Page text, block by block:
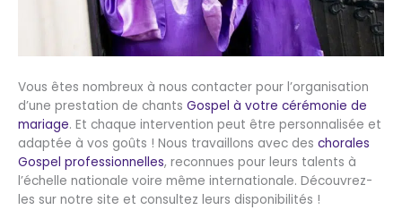
Vous êtes nombreux à nous contacter pour l’organisation
d’une prestation de chants Gospel à votre cérémonie de
mariage. Et chaque intervention peut être personnalisée et
adaptée à vos goûts ! Nous travaillons avec des chorales
Gospel professionnelles, reconnues pour leurs talents à
l’échelle nationale voire même internationale. Découvrez-
les sur notre site et consultez leurs disponibilités !